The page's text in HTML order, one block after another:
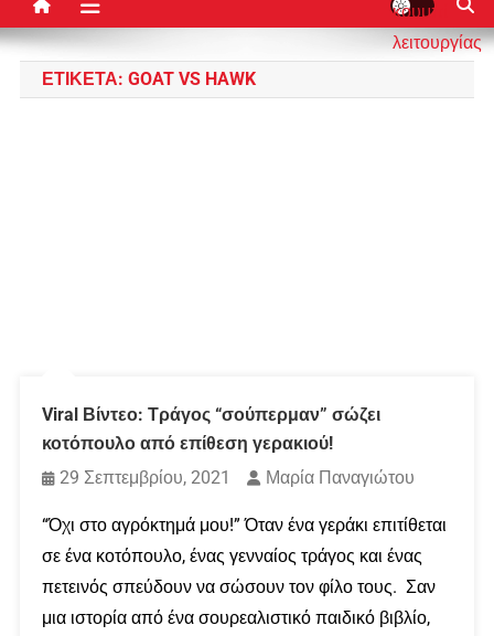
κουμπί
λειτουργίας
ΕΤΙΚΈΤΑ: GOAT VS HAWK
Viral Βίντεο: Τράγος “σούπερμαν” σώζει
κοτόπουλο από επίθεση γερακιού!
29 Σεπτεμβρίου, 2021
Μαρία Παναγιώτου
“Όχι στο αγρόκτημά μου!” Όταν ένα γεράκι επιτίθεται
σε ένα κοτόπουλο, ένας γενναίος τράγος και ένας
πετεινός σπεύδουν να σώσουν τον φίλο τους. Σαν
μια ιστορία από ένα σουρεαλιστικό παιδικό βιβλίο,